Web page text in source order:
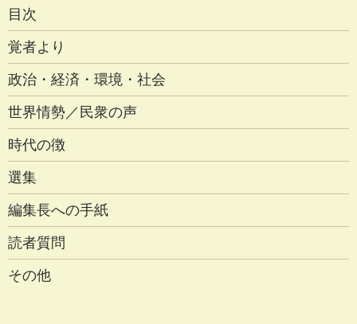
目次
覚者より
政治・経済・環境・社会
世界情勢／民衆の声
時代の徴
選集
編集長への手紙
読者質問
その他